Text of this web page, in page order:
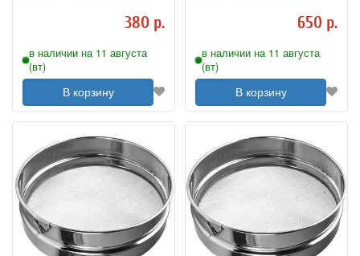
380 р.
в наличии на 11 августа
(вт)
В корзину
650 р.
в наличии на 11 августа
(вт)
В корзину